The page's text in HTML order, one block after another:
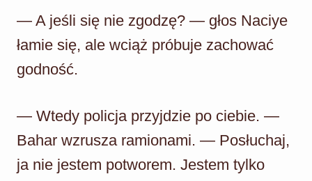
— A jeśli się nie zgodzę? — głos Naciye
łamie się, ale wciąż próbuje zachować
godność.
— Wtedy policja przyjdzie po ciebie. —
Bahar wzrusza ramionami. — Posłuchaj,
ja nie jestem potworem. Jestem tylko